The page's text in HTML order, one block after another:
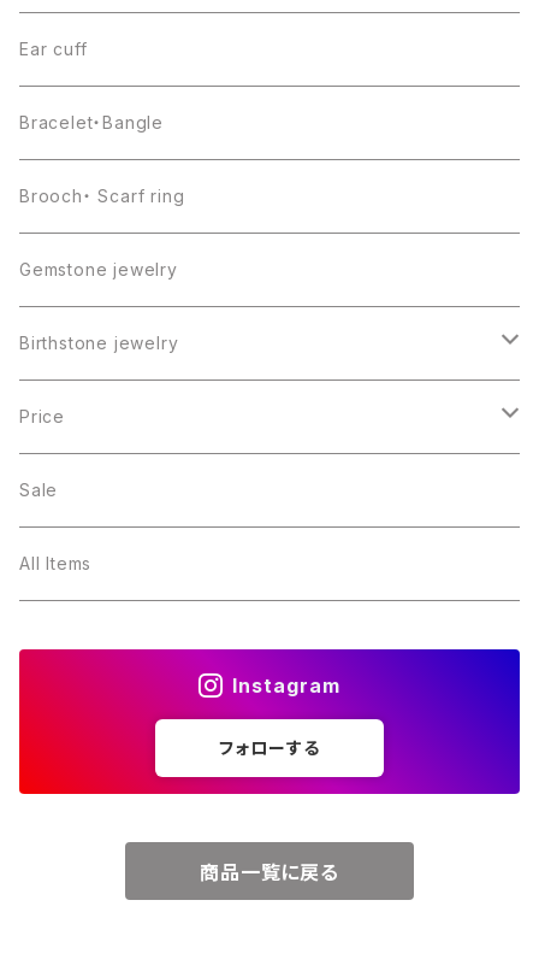
Ear cuff
Bracelet・Bangle
Brooch・ Scarf ring
Gemstone jewelry
Birthstone jewelry
１月・ガーネット
２月・アメジスト
３月・アクアマリン
Price
～5000円
～10000円
Sale
All Items
Instagram
フォローする
商品一覧に戻る